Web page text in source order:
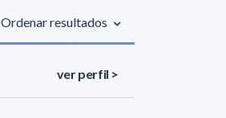
Ordenar resultados
ver perfil >